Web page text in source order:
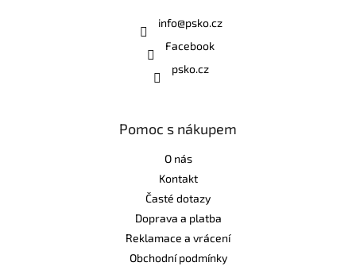
info@psko.cz
Facebook
psko.cz
Pomoc s nákupem
O nás
Kontakt
Časté dotazy
Doprava a platba
Reklamace a vrácení
Obchodní podmínky